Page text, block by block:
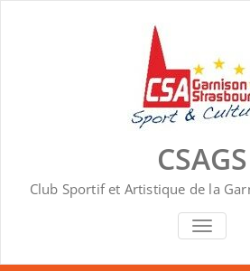
CSAGS
Club Sportif et Artistique de la